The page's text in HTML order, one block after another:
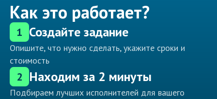
Как это работает?
1 Создайте задание
Опишите, что нужно сделать, укажите сроки и
стоимость
2 Находим за 2 минуты
Подбираем лучших исполнителей для вашего